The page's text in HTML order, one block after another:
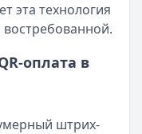
эта технология
оплата в
штрих-